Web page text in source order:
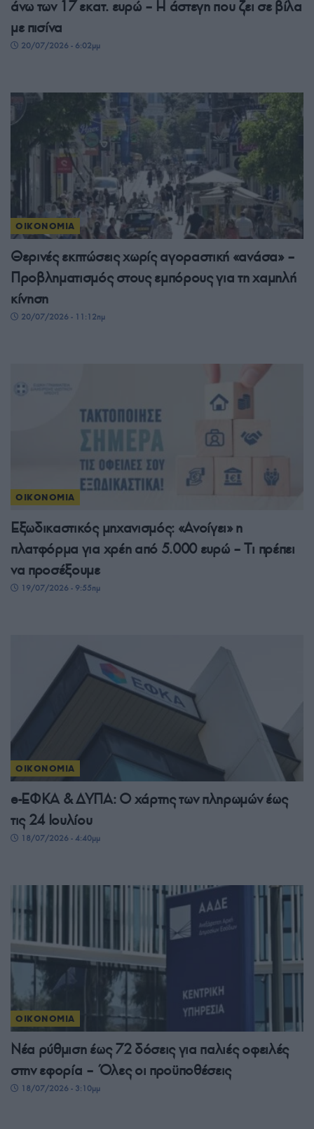
άνω των 17 εκατ. ευρώ – Η άστεγη που ζει σε βίλα
με πισίνα
20/07/2026 - 6:02μμ
ΟΙΚΟΝΟΜΙΑ
Θερινές εκπτώσεις χωρίς αγοραστική «ανάσα» –
Προβληματισμός στους εμπόρους για τη χαμηλή
κίνηση
20/07/2026 - 11:12πμ
ΟΙΚΟΝΟΜΙΑ
Εξωδικαστικός μηχανισμός: «Ανοίγει» η
πλατφόρμα για χρέη από 5.000 ευρώ – Tι πρέπει
να προσέξουμε
19/07/2026 - 9:55πμ
ΟΙΚΟΝΟΜΙΑ
e-ΕΦΚΑ & ΔΥΠΑ: Ο χάρτης των πληρωμών έως
τις 24 Ιουλίου
18/07/2026 - 4:40μμ
ΟΙΚΟΝΟΜΙΑ
Νέα ρύθμιση έως 72 δόσεις για παλιές οφειλές
στην εφορία – Όλες οι προϋποθέσεις
18/07/2026 - 3:10μμ